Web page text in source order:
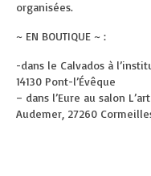
organisées.
~ EN BOUTIQUE ~ :
-dans le Calvados à
14130 Pont-l’Évêque
– dans l’Eure au salon
Audemer, 27260